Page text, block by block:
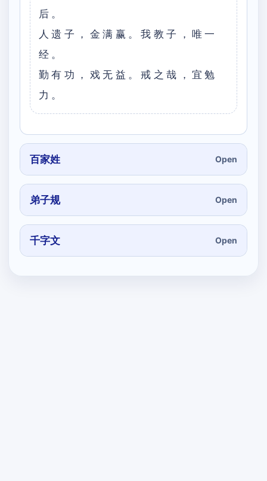
后。
人遗子，金满赢。我教子，唯一
经。
勤有功，戏无益。戒之哉，宜勉
力。
百家姓 Open
弟子规 Open
千字文 Open